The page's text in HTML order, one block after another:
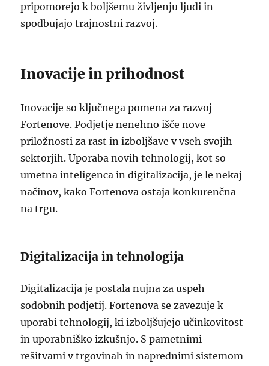
pripomorejo k boljšemu življenju ljudi in
spodbujajo trajnostni razvoj.
Inovacije in prihodnost
Inovacije so ključnega pomena za razvoj
Fortenove. Podjetje nenehno išče nove
priložnosti za rast in izboljšave v vseh svojih
sektorjih. Uporaba novih tehnologij, kot so
umetna inteligenca in digitalizacija, je le nekaj
načinov, kako Fortenova ostaja konkurenčna
na trgu.
Digitalizacija in tehnologija
Digitalizacija je postala nujna za uspeh
sodobnih podjetij. Fortenova se zavezuje k
uporabi tehnologij, ki izboljšujejo učinkovitost
in uporabniško izkušnjo. S pametnimi
rešitvami v trgovinah in naprednimi sistemom